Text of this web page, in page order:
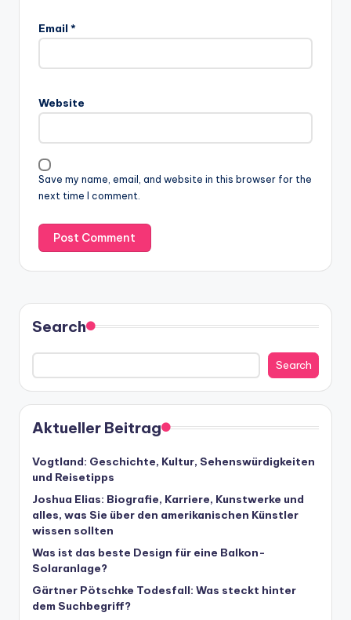
Email *
Website
Save my name, email, and website in this browser for the
next time I comment.
Search
Search
Aktueller Beitrag
Vogtland: Geschichte, Kultur, Sehenswürdigkeiten
und Reisetipps
Joshua Elias: Biografie, Karriere, Kunstwerke und
alles, was Sie über den amerikanischen Künstler
wissen sollten
Was ist das beste Design für eine Balkon-
Solaranlage?
Gärtner Pötschke Todesfall: Was steckt hinter
dem Suchbegriff?